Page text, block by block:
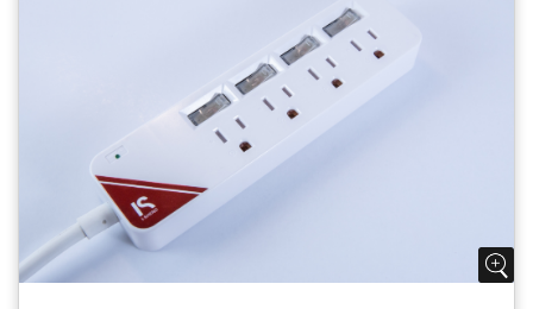
3.基板指示燈(選配) Surge Protect Indicator
本產品加裝突波基板,能有效吸收異常電壓脈波,保持電
壓穩定狀態,保護電器用品,延長使用壽命；
4.過載保護自動斷電紅燈開關 Resettable Circuit
Breaker And Lighted Switch
使用中若自動斷電開關跳脫,表示使用超過最大容量,請
將暫時不需使用之插座開關關閉,等一分鐘後再